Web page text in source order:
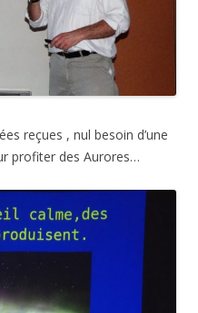
reçues , nul besoin d’une
profiter des Aurores…